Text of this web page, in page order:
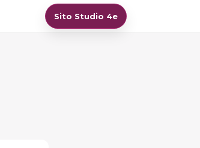
Sito Studio 4e